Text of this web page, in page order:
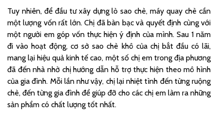
Tuy nhiên, để đầu tư xây dựng lò sao chè, máy quay chè cần
một lượng vốn rất lớn. Chị đã bàn bạc và quyết định cùng với
một người em góp vốn thực hiện ý định của mình. Sau 1 năm
đi vào hoạt động, cơ sở sao chè khô của chị bắt đầu có lãi,
mang lại hiệu quả kinh tế cao, một số chị em trong địa phương
đã đến nhà nhờ chị hướng dẫn hỗ trợ thực hiện theo mô hình
của gia đình. Mỗi lần như vậy, chị lại nhiệt tình đến từng ruộng
chè, đến từng gia đình để giúp đỡ cho các chị em làm ra những
sản phẩm có chất lượng tốt nhất.